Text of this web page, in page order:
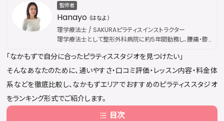
監修者
Hanayo （はなよ）
理学療法士 / SAKURAピラティスインストラクター
理学療法士として整形外科病院に約5年間勤務し、腰痛・膝
を担当。その後、国際的なピラティス資格団体「Peak
Pilates」の認定資格を取得し、指導歴は通算5年に及ぶ。現
療現場で培った解剖学・運動療法の専門知識を土台に、身体
の仕組みに基づいた本質的な姿勢改善・疼痛ケアを提供し
ている。出勤枠は公開後すぐに満員となることが多く、キャン
セル待ちが続出するほどの人気を誇る。
「なかもずで自分に合ったピラティススタジオを見つけたい」
そんなあなたのために、通いやすさ・口コミ評価・レッスン内容・料金体
系などを徹底比較し、なかもずエリアでおすすめのピラティススタジオ
をランキング形式でご紹介します。
目次